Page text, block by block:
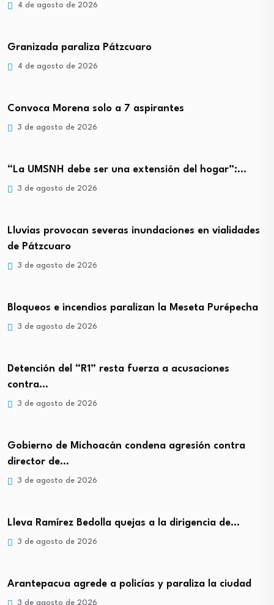
4 de agosto de 2026
Granizada paraliza Pátzcuaro
4 de agosto de 2026
Convoca Morena solo a 7 aspirantes
3 de agosto de 2026
“La UMSNH debe ser una extensión del hogar”:…
3 de agosto de 2026
Lluvias provocan severas inundaciones en vialidades
de Pátzcuaro
3 de agosto de 2026
Bloqueos e incendios paralizan la Meseta Purépecha
3 de agosto de 2026
Detención del “R1” resta fuerza a acusaciones
contra…
3 de agosto de 2026
Gobierno de Michoacán condena agresión contra
director de…
3 de agosto de 2026
Lleva Ramírez Bedolla quejas a la dirigencia de…
3 de agosto de 2026
Arantepacua agrede a policías y paraliza la ciudad
3 de agosto de 2026